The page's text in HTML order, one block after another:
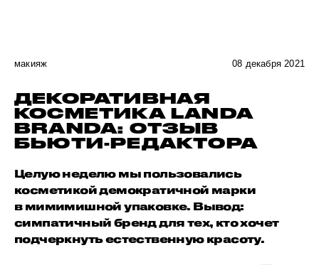
макияж 08 декабря 2021
ДЕКОРАТИВНАЯ
КОСМЕТИКА LANDA
BRANDA: ОТЗЫВ
БЬЮТИ-РЕДАКТОРА
Целую неделю мы пользовались
косметикой демократичной марки
в мимимишной упаковке. Вывод:
симпатичный бренд для тех, кто хочет
подчеркнуть естественную красоту.